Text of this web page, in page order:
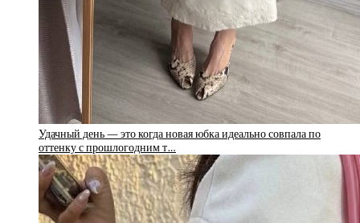
Удачный день — это когда новая юбка идеально совпала по
оттенку с прошлогодним т…